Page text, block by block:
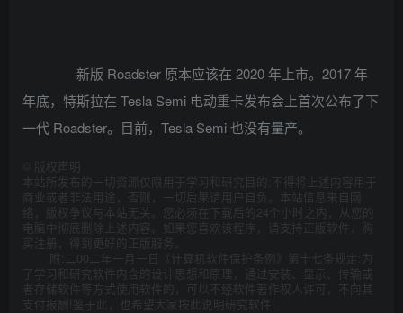
新版 Roadster 原本应该在 2020 年上市。2017 年
年底，特斯拉在 Tesla Semi 电动重卡发布会上首次公布了下
一代 Roadster。目前，Tesla Semi 也没有量产。
版权声明
本站所发布的一切资源仅限用于学习和研究目的;不得将上述内容用于
商业或者非法用途，否则，一切后果请用户自负。本站信息来自网
络，版权争议与本站无关。您必须在下载后的24个小时之内，从您的
电脑中彻底删除上述内容。如果您喜欢该程序，请支持正版软件，购
买注册，得到更好的正版服务。
附:二00二年一月一日《计算机软件保护条例》第十七条规定:为
了学习和研究软件内含的设计思想和原理，通过安装、显示、传输或
者存储软件等方式使用软件的，可以不经软件著作权人许可，不向其
支付报酬!鉴于此，也希望大家按此说明研究软件!